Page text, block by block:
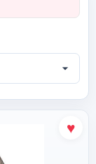
arrow_drop_down